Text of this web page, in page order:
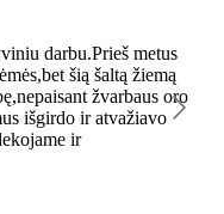
darbu.Prieš metus
šią šaltą žiemą
žvarbaus oro
išgirdo ir atvažiavo
ir